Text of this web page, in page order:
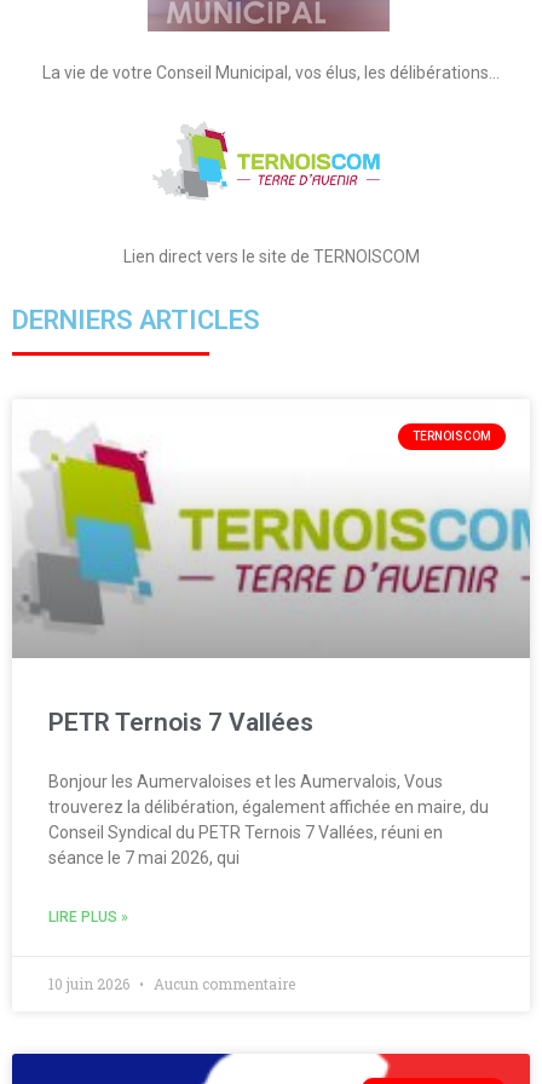
La vie de votre Conseil Municipal, vos élus, les délibérations…
Lien direct vers le site de TERNOISCOM
DERNIERS ARTICLES
TERNOISCOM
PETR Ternois 7 Vallées
Bonjour les Aumervaloises et les Aumervalois, Vous
trouverez la délibération, également affichée en maire, du
Conseil Syndical du PETR Ternois 7 Vallées, réuni en
séance le 7 mai 2026, qui
LIRE PLUS »
10 juin 2026 Aucun commentaire